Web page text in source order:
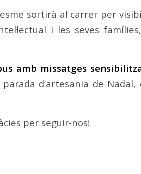
sortirà al carrer per
i les seves
amb missatges
d’artesania de Nadal,
per seguir-nos!